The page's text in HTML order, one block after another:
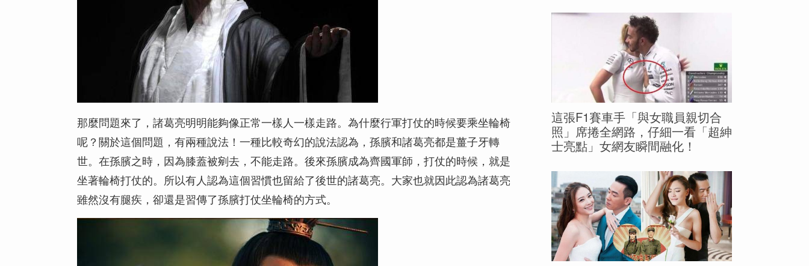
那麼問題來了，諸葛亮明明能夠像正常一樣人一樣走路。為什麼行軍打仗的時候要乘坐輪椅
呢？關於這個問題，有兩種說法！一種比較奇幻的說法認為，孫臏和諸葛亮都是薑子牙轉
世。在孫臏之時，因為膝蓋被剜去，不能走路。後來孫臏成為齊國軍師，打仗的時候，就是
坐著輪椅打仗的。所以有人認為這個習慣也留給了後世的諸葛亮。大家也就因此認為諸葛亮
雖然沒有腿疾，卻還是習傳了孫臏打仗坐輪椅的方式。
這張F1賽車手「與女職員親切合
照」席捲全網路，仔細一看「超紳
士亮點」女網友瞬間融化！